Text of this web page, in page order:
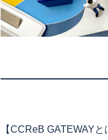
【CCReB GATEWAYと